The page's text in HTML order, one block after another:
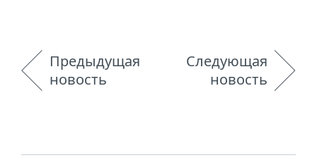
Предыдущая
новость
Следующая
новость